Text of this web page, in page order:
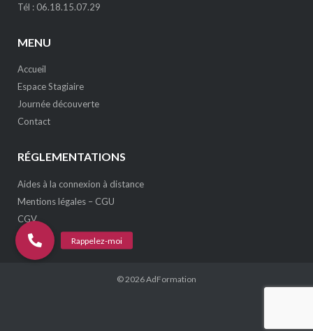
Tél : 06.18.15.07.29
MENU
Accueil
Espace Stagiaire
Journée découverte
Contact
RÉGLEMENTATIONS
Aides à la connexion à distance
Mentions légales – CGU
CGV
© 2026AdFormation